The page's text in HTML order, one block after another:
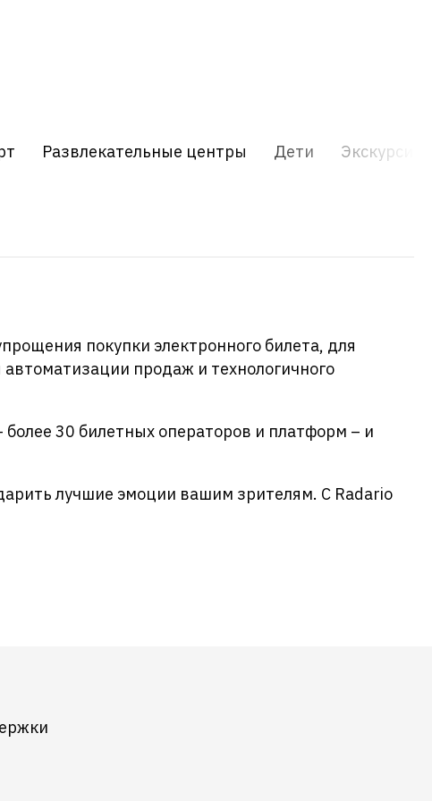
Развлекательные центры Дети Экскурсия
покупки электронного билета, для
продаж и технологичного
30 билетных операторов и платформ – и
лучшие эмоции вашим зрителям. С Radario